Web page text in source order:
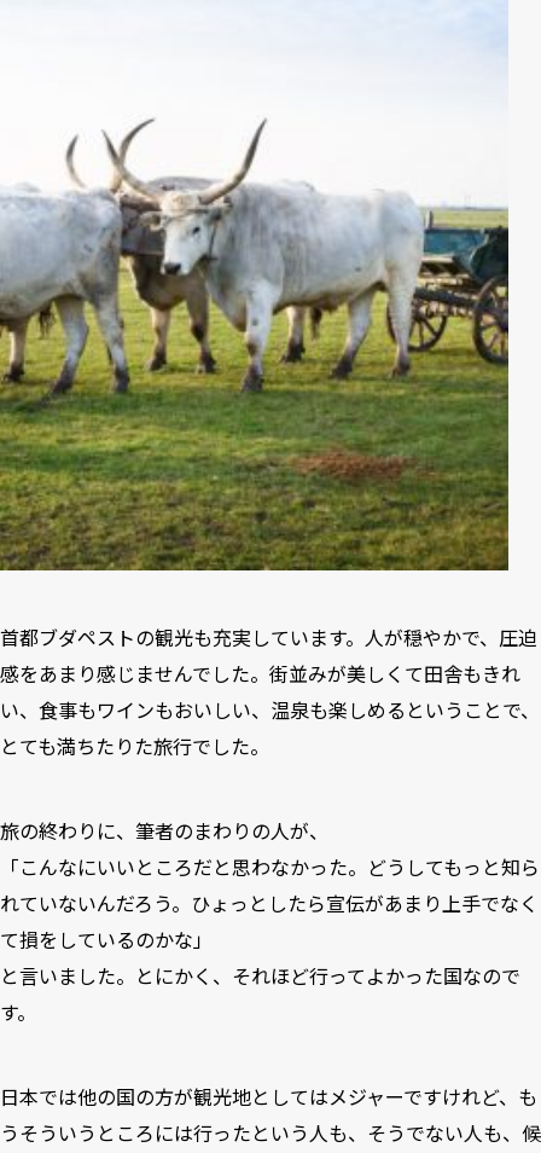
首都ブダペストの観光も充実しています。人が穏やかで、圧迫
感をあまり感じませんでした。街並みが美しくて田舎もきれ
い、食事もワインもおいしい、温泉も楽しめるということで、
とても満ちたりた旅行でした。
旅の終わりに、筆者のまわりの人が、
「こんなにいいところだと思わなかった。どうしてもっと知ら
れていないんだろう。ひょっとしたら宣伝があまり上手でなく
て損をしているのかな」
と言いました。とにかく、それほど行ってよかった国なので
す。
日本では他の国の方が観光地としてはメジャーですけれど、も
うそういうところには行ったという人も、そうでない人も、候